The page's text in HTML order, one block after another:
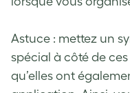
Astuce : mettez un
spécial à côté de
qu’elles ont